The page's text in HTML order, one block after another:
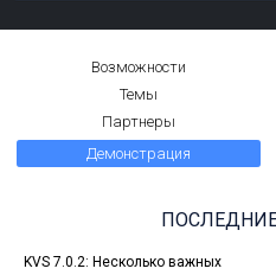
Возможности
Темы
Партнеры
Демонстрация
KVS 7.0.2: Несколько важных